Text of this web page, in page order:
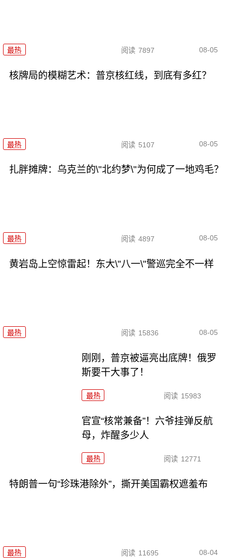
最热 阅读 7897 08-05
核牌局的模糊艺术：普京核红线，到底有多红？
最热 阅读 5107 08-05
扎胖摊牌：乌克兰的\"北约梦\"为何成了一地鸡毛？
最热 阅读 4897 08-05
黄岩岛上空惊雷起！东大\"八一\"警巡完全不一样
最热 阅读 15836 08-05
刚刚，普京被逼亮出底牌！俄罗
斯要干大事了！
最热 阅读 15983
官宣“核常兼备”！六爷挂弹反航
母，炸醒多少人
最热 阅读 12771
特朗普一句“珍珠港除外”，撕开美国霸权遮羞布
最热 阅读 11695 08-04